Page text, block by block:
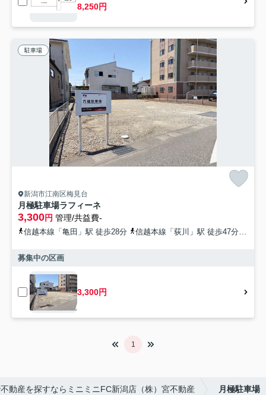
8,250円
駐車場
新潟市江南区梅見台
月極駐車場ラフィーネ
3,300円 管理/共益費-
信越本線「亀田」駅 徒歩28分 信越本線「荻川」駅 徒歩47分
募集中の区画
3,300円
1
動産を探すならミニミニFC新潟店（株）宮不動産 月極駐車場